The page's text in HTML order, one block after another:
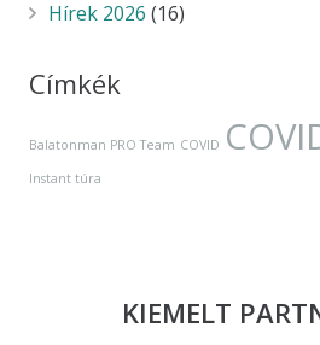
Hírek 2026 (16)
Címkék
Balatonman PRO Team COVID
Instant túra
KIEMELT